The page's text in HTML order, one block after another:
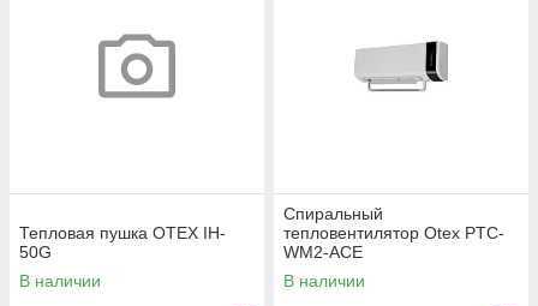
Тепловая пушка OTEX IH-
50G
В наличии
Спиральный
тепловентилятор Otex PTC-
WM2-ACE
В наличии